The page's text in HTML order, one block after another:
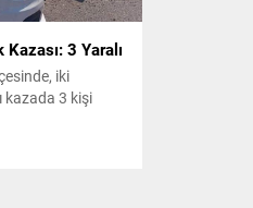
Kazası: 3 Yaralı
iki
kazada 3 kişi